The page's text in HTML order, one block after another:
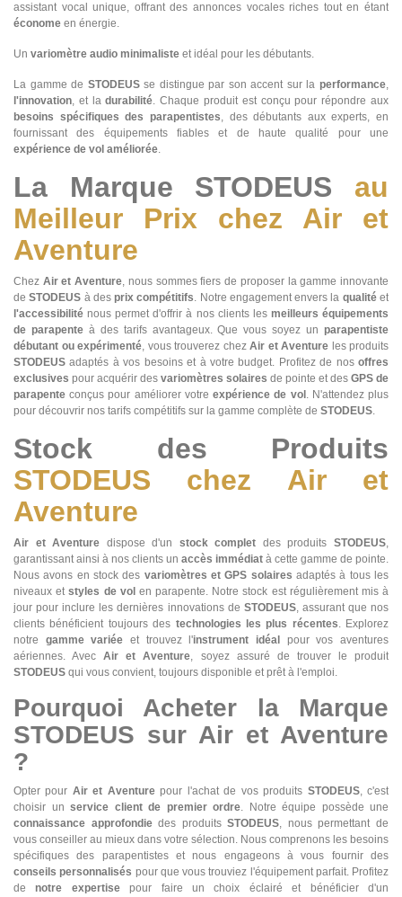
assistant vocal unique, offrant des annonces vocales riches tout en étant
économe en énergie.
Un variomètre audio minimaliste et idéal pour les débutants.
La gamme de STODEUSse distingue par son accent sur laperformance,
l'innovation, et ladurabilité. Chaque produit est conçu pour répondre aux
besoins spécifiques des parapentistes, des débutants aux experts, en
fournissant des équipements fiables et de haute qualité pour une
expérience de vol améliorée.
La Marque STODEUS au
Meilleur Prix chez Air et
Aventure
Chez Air et Aventure, nous sommes fiers de proposer la gamme innovante
deSTODEUS à desprix compétitifs. Notre engagement envers la qualitéet
l'accessibilité nous permet d'offrir à nos clients les meilleurs équipements
de parapenteà des tarifs avantageux. Que vous soyez unparapentiste
débutant ou expérimenté, vous trouverez chez Air et Aventure les produits
STODEUS adaptés à vos besoins et à votre budget. Profitez de nos offres
exclusives pour acquérir des variomètres solaires de pointe et des GPS de
parapente conçus pour améliorer votreexpérience de vol . N'attendez plus
pour découvrir nos tarifs compétitifs sur la gamme complète de STODEUS.
Stock des Produits
STODEUS chez Air et
Aventure
Air et Aventure dispose d'un stock complet des produitsSTODEUS,
garantissant ainsi à nos clients un accès immédiat à cette gamme de pointe.
Nous avons en stock des variomètres et GPS solaires adaptés à tous les
niveaux etstyles de vol en parapente. Notre stock est régulièrement mis à
jour pour inclure les dernières innovations de STODEUS, assurant que nos
clients bénéficient toujours des technologies les plus récentes. Explorez
notre gamme variée et trouvez l'instrument idéal
pour vos aventures
aériennes. AvecAir et Aventure, soyez assuré de trouver le produit
STODEUS qui vous convient, toujours disponible et prêt à l'emploi.
Pourquoi Acheter la Marque
STODEUS sur Air et Aventure
?
Opter pour Air et Aventurepour l'achat de vos produits STODEUS, c'est
choisir un service client de premier ordre. Notre équipe possède une
connaissance approfondiedes produitsSTODEUS, nous permettant de
vous conseiller au mieux dans votre sélection. Nous comprenons les besoins
spécifiques des parapentistes et nous engageons à vous fournir des
conseils personnalisés pour que vous trouviez l'équipement parfait. Profitez
denotre expertisepour faire un choix éclairé et bénéficier d'un